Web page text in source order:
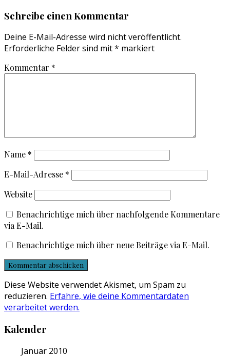
Schreibe einen Kommentar
Deine E-Mail-Adresse wird nicht veröffentlicht.
Erforderliche Felder sind mit* markiert
Kommentar *
Name *
E-Mail-Adresse *
Website
Benachrichtige mich über nachfolgende Kommentare
via E-Mail.
Benachrichtige mich über neue Beiträge via E-Mail.
Diese Website verwendet Akismet, um Spam zu
reduzieren. Erfahre, wie deine Kommentardaten
verarbeitet werden.
Kalender
Januar 2010